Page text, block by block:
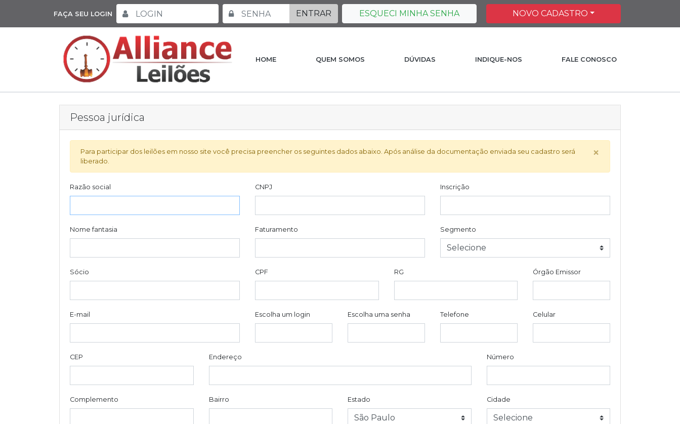
FAÇA SEU LOGIN ENTRAR ESQUECI MINHA SENHA NOVO CADASTRO
HOME QUEM SOMOS DÚVIDAS INDIQUE-NOS FALE CONOSCO
Pessoa jurídica
×
Para participar dos leilões em nosso site você precisa preencher os seguintes dados abaixo. Após análise da documentação enviada seu cadastro será
liberado.
Razão social CNPJ Inscrição
Nome fantasia Faturamento Segmento
Sócio CPF RG Órgão Emissor
E-mail Escolha um login Escolha uma senha Telefone Celular
CEP Endereço Número
Complemento Bairro Estado Cidade